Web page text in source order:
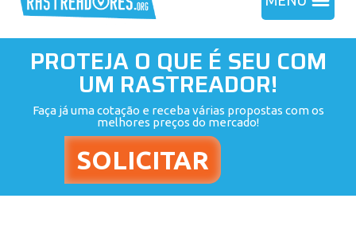
PROTEJA O QUE É SEU COM
UM RASTREADOR!
Faça já uma cotação e receba várias propostas com os
melhores preços do mercado!